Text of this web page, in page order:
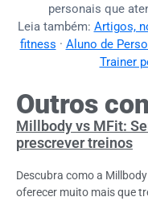
personais que
Leia também: Artigos,
fitness · Aluno de
Trainer
Outros
Millbody vs MFit:
prescrever treinos
Descubra como a
oferecer muito mais que